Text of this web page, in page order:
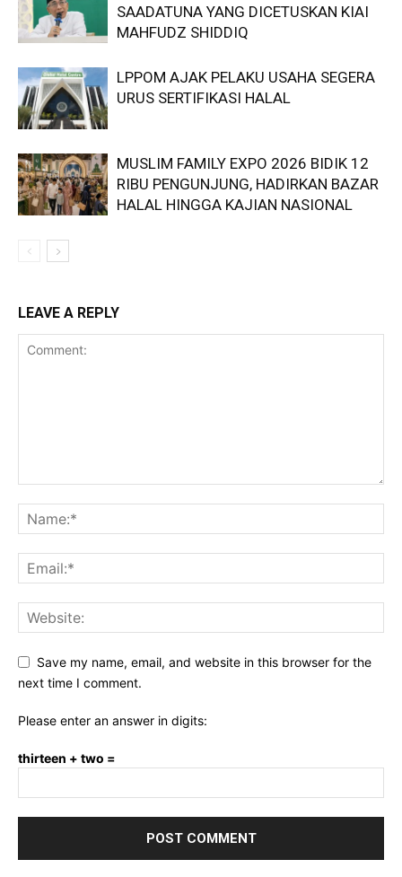
SAADATUNA YANG DICETUSKAN KIAI
MAHFUDZ SHIDDIQ
LPPOM AJAK PELAKU USAHA SEGERA
URUS SERTIFIKASI HALAL
MUSLIM FAMILY EXPO 2026 BIDIK 12
RIBU PENGUNJUNG, HADIRKAN BAZAR
HALAL HINGGA KAJIAN NASIONAL
LEAVE A REPLY
Save my name, email, and website in this browser for the
next time I comment.
Please enter an answer in digits:
thirteen + two =